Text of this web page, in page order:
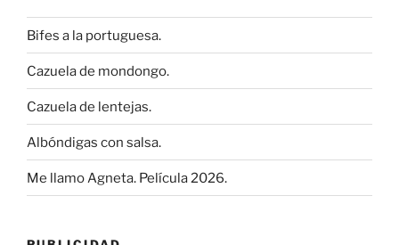
Bifes a la portuguesa.
Cazuela de mondongo.
Cazuela de lentejas.
Albóndigas con salsa.
Me llamo Agneta. Película 2026.